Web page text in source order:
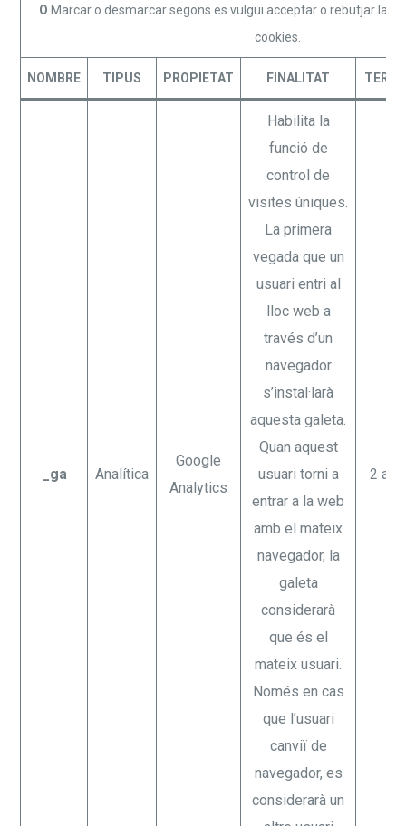
O Marcar o desmarcar segons es vulgui acceptar o rebutjar la
cookies.
NOMBRE TIPUS PROPIETAT FINALITAT
_ga Analítica
Google
Analytics
Habilita la
funció de
control de
visites úniques.
La primera
vegada que un
usuari entri al
lloc web a
través d’un
navegador
s’instal·larà
aquesta galeta.
Quan aquest
usuari torni a
entrar a la web
amb el mateix
navegador, la
galeta
considerarà
que és el
mateix usuari.
Només en cas
que l’usuari
canviï de
navegador, es
considerarà un
2